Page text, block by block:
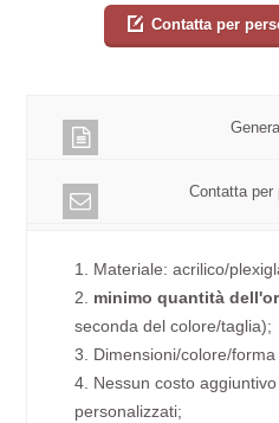
Contatta per
Contatta per
1. Materiale: acrilico/
2. minimo quantità
seconda del colore/taglia);
3. Dimensioni/colore/
4. Nessun costo
personalizzati;